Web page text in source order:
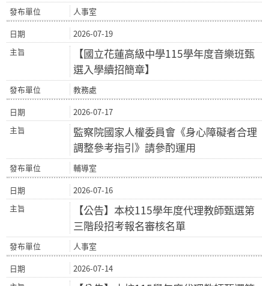
人事室
2026-07-19
【國立花蓮高級中學115學年度音樂班甄
選入學續招簡章】
教務處
2026-07-17
監察院國家人權委員會《身心障礙者合理
調整參考指引》請參酌運用
輔導室
2026-07-16
【公告】本校115學年度代理教師甄選第
三階段招考報名審核名單
人事室
2026-07-14